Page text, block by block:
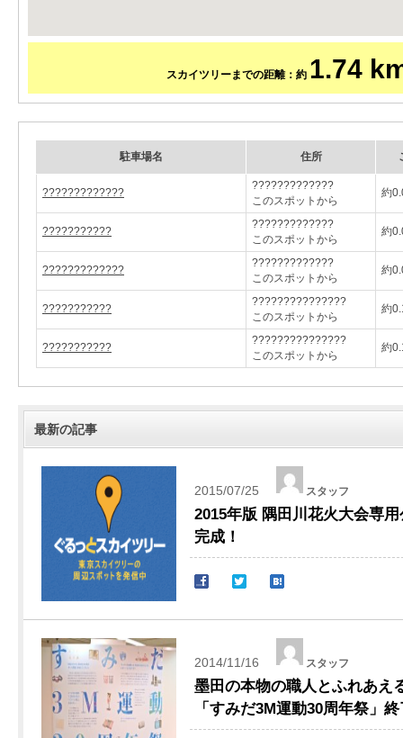
スカイツリーまでの距離：約 1.74
駐車場名 住所
?????????????
?????????????
このスポットから
約
???????????
?????????????
このスポットから
約
?????????????
?????????????
このスポットから
約
???????????
???????????????
このスポットから
約
???????????
???????????????
このスポットから
約
最新の記事
2015/07/25 スタッフ
2015年版 隅田川花火大会専
完成！
2014/11/16 スタッフ
墨田の本物の職人とふれあえ
「すみだ3M運動30周年祭」